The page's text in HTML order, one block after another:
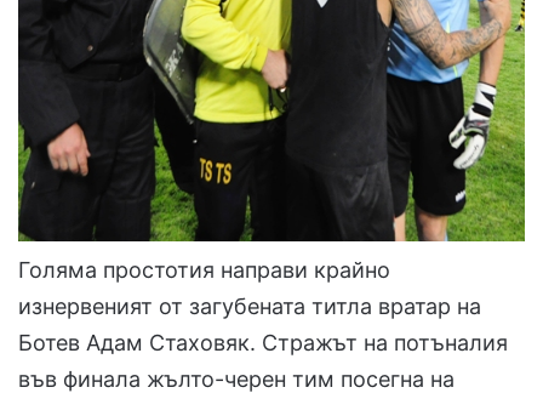
Голяма простотия направи крайно
изнервеният от загубената титла вратар на
Ботев Адам Стаховяк. Стражът на потъналия
във финала жълто-черен тим посегна на